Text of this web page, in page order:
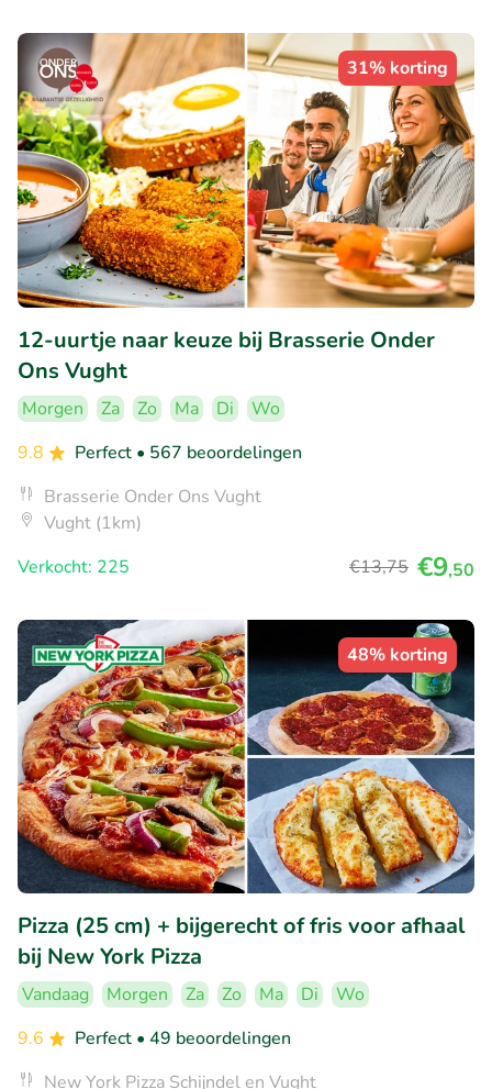
31% korting
12-uurtje naar keuze bij Brasserie Onder
Ons Vught
Morgen Za Zo Ma Di
Wo
9.8
Perfect • 567 beoordelingen
Brasserie Onder Ons Vught
Vught (1km)
Verkocht: 225
€13,75 €9,50
48% korting
Pizza (25 cm) + bijgerecht of fris voor afhaal
bij New York Pizza
Vandaag Morgen Za Zo Ma Di
Wo
9.6
Perfect • 49 beoordelingen
New York Pizza Schijndel en Vught